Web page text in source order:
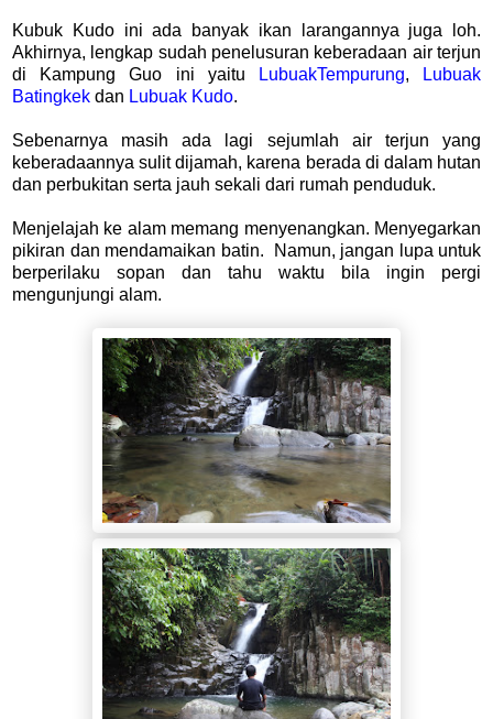
Kubuk Kudo ini ada banyak ikan larangannya juga loh.
Akhirnya, lengkap sudah penelusuran keberadaan air terjun
di Kampung Guo ini yaitu
LubuakTempurung,
Lubuak
Batingkek dan Lubuak Kudo.
Sebenarnya masih ada lagi sejumlah air terjun yang
keberadaannya sulit dijamah, karena berada di dalam hutan
dan perbukitan serta jauh sekali dari rumah penduduk.
Menjelajah ke alam memang menyenangkan. Menyegarkan
pikiran dan mendamaikan batin. Namun, jangan lupa untuk
berperilaku sopan dan tahu waktu bila ingin pergi
mengunjungi alam.